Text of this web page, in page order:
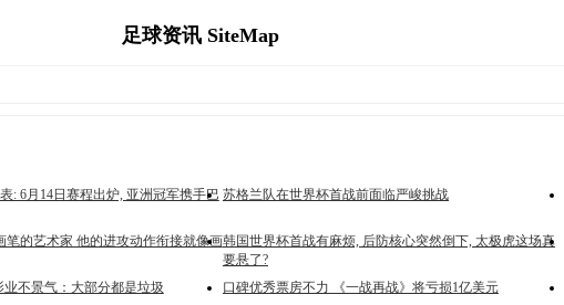
足球资讯 SiteMap
: 6月14日赛程出炉, 亚洲冠军携手巴 苏格兰队在世界杯首战前面临严峻挑战
笔的艺术家 他的进攻动作衔接就像画韩国世界杯首战有麻烦, 后防核心突然倒下, 太极虎这场真
要悬了?
业不景气：大部分都是垃圾 口碑优秀票房不力 《一战再战》将亏损1亿美元